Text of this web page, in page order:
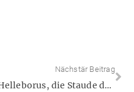
Nächstär Beitrag
Helleborus, die Staude des Winters